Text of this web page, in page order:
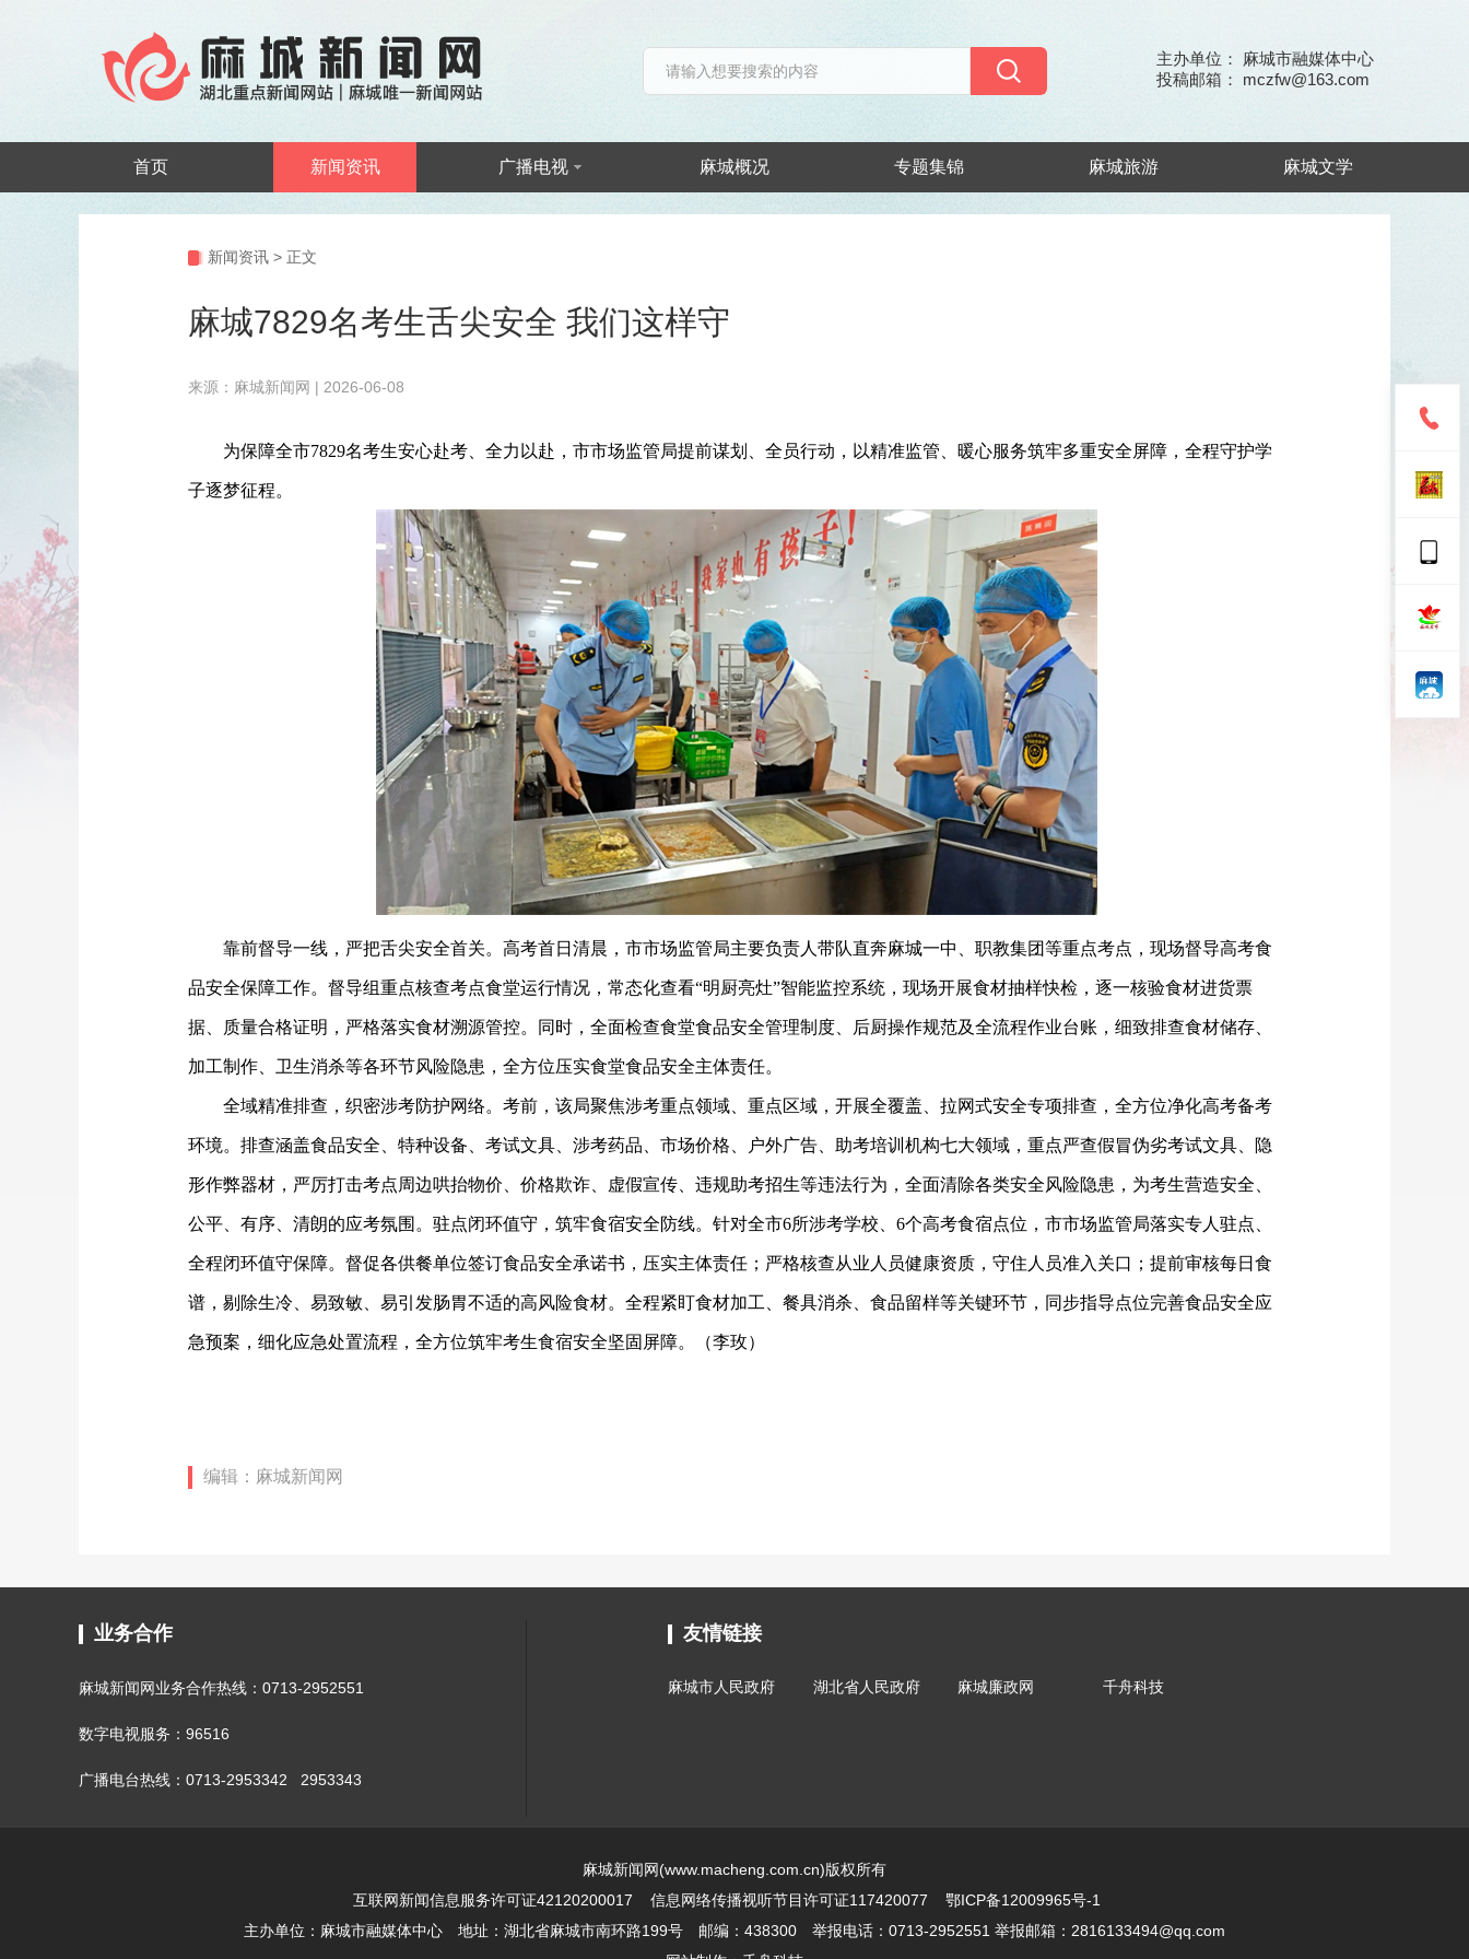
主办单位： 麻城市融媒体中心
投稿邮箱： mczfw@163.com
首页 新闻资讯 广播电视 麻城概况 专题集锦 麻城旅游 麻城文学
新闻资讯 > 正文
麻城7829名考生舌尖安全 我们这样守
来源：麻城新闻网 | 2026-06-08
为保障全市7829名考生安心赴考、全力以赴，市市场监管局提前谋划、全员行动，以精准监管、暖心服务筑牢多重安全屏障，全程守护学
子逐梦征程。
靠前督导一线，严把舌尖安全首关。高考首日清晨，市市场监管局主要负责人带队直奔麻城一中、职教集团等重点考点，现场督导高考食
品安全保障工作。督导组重点核查考点食堂运行情况，常态化查看“明厨亮灶”智能监控系统，现场开展食材抽样快检，逐一核验食材进货票
据、质量合格证明，严格落实食材溯源管控。同时，全面检查食堂食品安全管理制度、后厨操作规范及全流程作业台账，细致排查食材储存、
加工制作、卫生消杀等各环节风险隐患，全方位压实食堂食品安全主体责任。
全域精准排查，织密涉考防护网络。考前，该局聚焦涉考重点领域、重点区域，开展全覆盖、拉网式安全专项排查，全方位净化高考备考
环境。排查涵盖食品安全、特种设备、考试文具、涉考药品、市场价格、户外广告、助考培训机构七大领域，重点严查假冒伪劣考试文具、隐
形作弊器材，严厉打击考点周边哄抬物价、价格欺诈、虚假宣传、违规助考招生等违法行为，全面清除各类安全风险隐患，为考生营造安全、
公平、有序、清朗的应考氛围。驻点闭环值守，筑牢食宿安全防线。针对全市6所涉考学校、6个高考食宿点位，市市场监管局落实专人驻点、
全程闭环值守保障。督促各供餐单位签订食品安全承诺书，压实主体责任；严格核查从业人员健康资质，守住人员准入关口；提前审核每日食
谱，剔除生冷、易致敏、易引发肠胃不适的高风险食材。全程紧盯食材加工、餐具消杀、食品留样等关键环节，同步指导点位完善食品安全应
急预案，细化应急处置流程，全方位筑牢考生食宿安全坚固屏障。（李玫）
编辑：麻城新闻网
业务合作
麻城新闻网业务合作热线：0713-2952551
数字电视服务：96516
广播电台热线：0713-2953342 2953343
友情链接
麻城市人民政府 湖北省人民政府 麻城廉政网 千舟科技
麻城新闻网(www.macheng.com.cn)版权所有
互联网新闻信息服务许可证42120200017
信息网络传播视听节目许可证117420077
鄂ICP备12009965号-1
主办单位： 麻城市融媒体中心 地址：湖北省麻城市南环路199号 邮编：438300 举报电话：0713-2952551 举报邮箱：2816133494@qq.com